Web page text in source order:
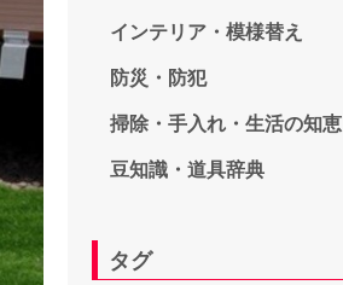
インテリア・模様替え
防災・防犯
掃除・手入れ・生活の知恵
豆知識・道具辞典
タグ